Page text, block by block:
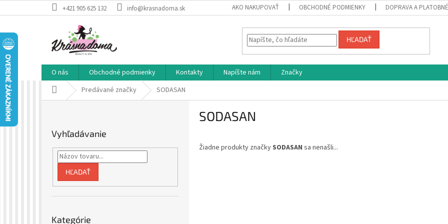
na
+421 905 625 132 info@krasnadoma.sk AKO NAKUPOVAŤ OBCHODNÉ PODMIENKY DOPRAVA A PLATOBNÉ
HĽADAŤ
O nás Obchodné podmienky Kontakty Napíšte nám
Značky
DomovPredávané značky SODASAN
Vyhľadávanie
HĽADAŤ
kategórie
Kategórie
SODASAN
Žiadne produkty značkySODASAN sa nenašli...